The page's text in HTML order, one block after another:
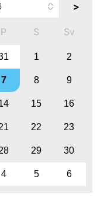
>
P S Sv
1 2
7 8 9
15 16
22 23
29 30
4 5 6